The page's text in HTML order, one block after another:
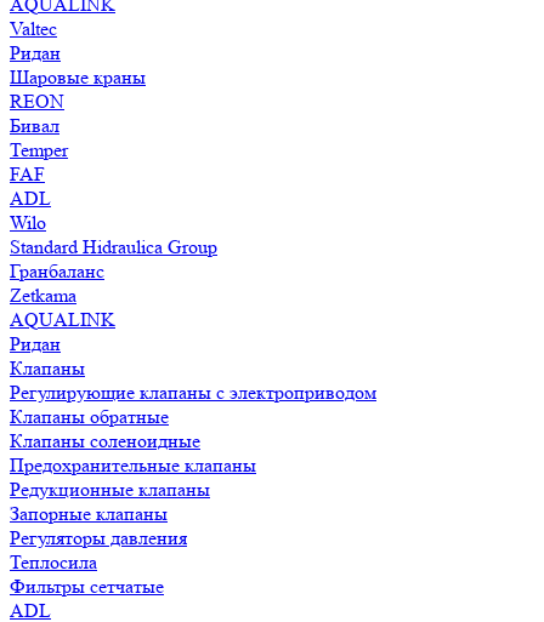
Valtec
Ридан
Шаровые краны
REON
Бивал
Temper
FAF
ADL
Wilo
Standard Hidraulica Group
Гранбаланс
Zetkama
AQUALINK
Ридан
Клапаны
Регулирующие клапаны с электроприводом
Клапаны обратные
Клапаны соленоидные
Предохранительные клапаны
Редукционные клапаны
Запорные клапаны
Регуляторы давления
Теплосила
Фильтры сетчатые
ADL